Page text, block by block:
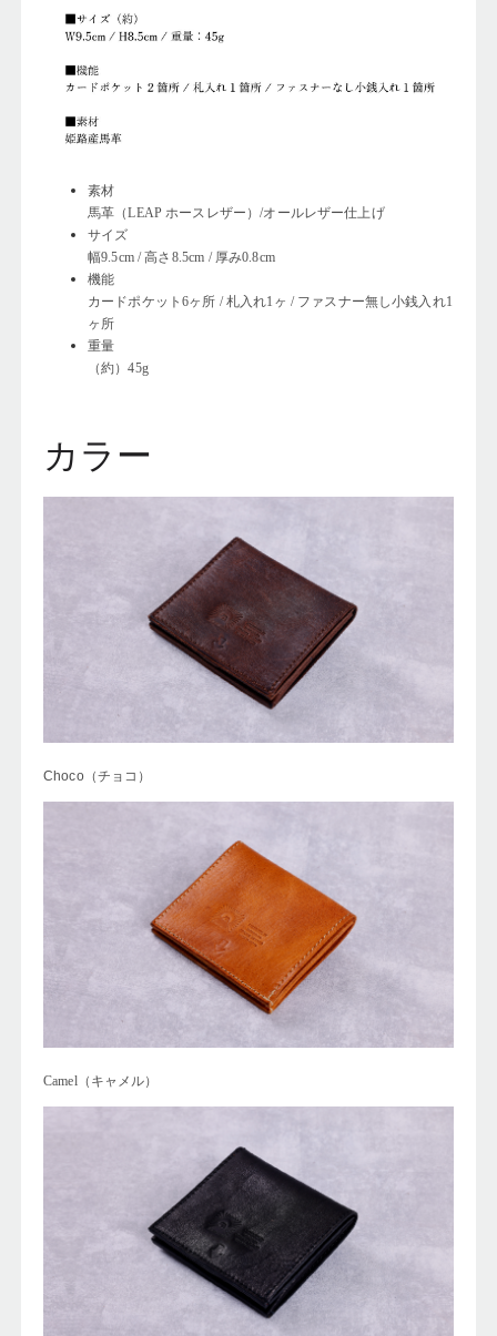
素材
馬革（LEAP ホースレザー）/オールレザー仕上げ
サイズ
幅9.5cm / 高さ8.5cm / 厚み0.8cm
機能
カードポケット6ヶ所 / 札入れ1ヶ / ファスナー無し小銭入れ1
ヶ所
重量
（約）45g
カラー
Choco（チョコ ）
Camel（キャメル）